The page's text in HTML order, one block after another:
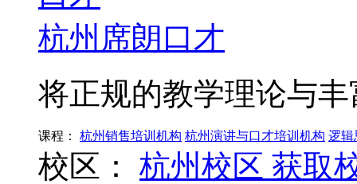
杭州席朗口才
将正规的教学理论与
课程： 杭州销售培训机构 杭州演讲与口才培训机构 逻辑
校区： 杭州校区 获取